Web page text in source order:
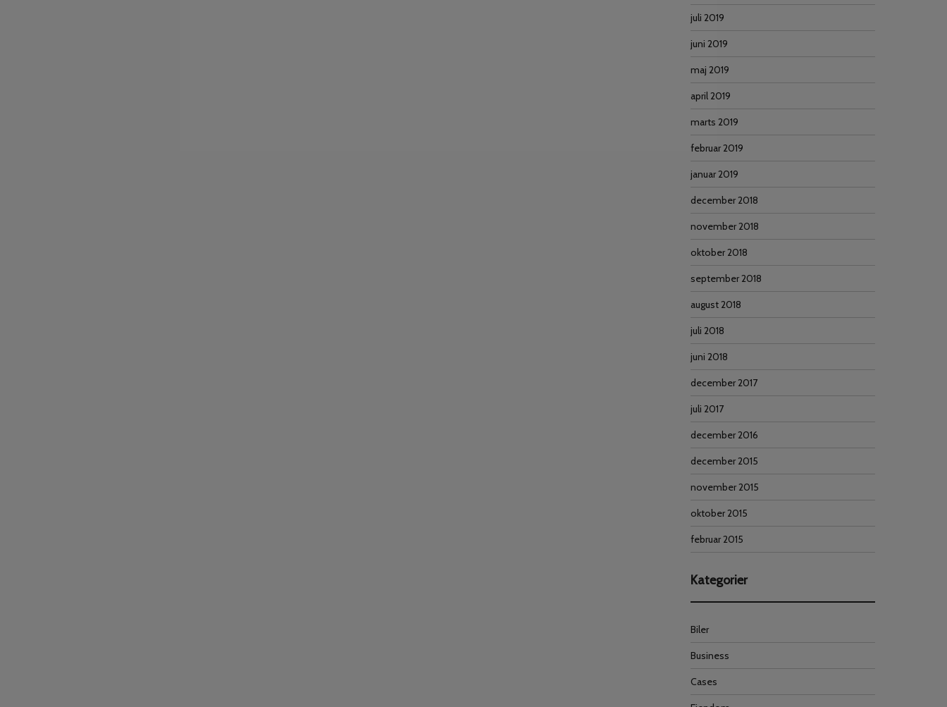
juli 2019
juni 2019
maj 2019
april 2019
marts 2019
februar 2019
januar 2019
december 2018
november 2018
oktober 2018
september 2018
august 2018
juli 2018
juni 2018
december 2017
juli 2017
december 2016
december 2015
november 2015
oktober 2015
februar 2015
Kategorier
Biler
Business
Cases